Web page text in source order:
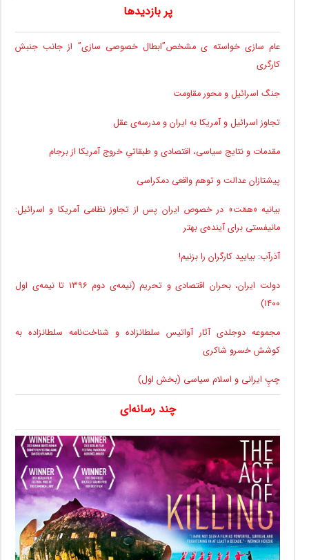
پر بازدیدها
عام سازی خواسته ی مشخص”ابطال خصوصی سازی” از جانب جنبش
کارگری
جنگ اسرائیل و محور مقاومت
تجاوز اسرائیل و آمریکا به ایران و مدرسه‌ی عقل
مقدمات و نتایج سیاسی، اقتصادی و طبقاتیِ خروج آمریکا از برجام
پیشتازان عدالت و توهم واقعی دمکراسی
بیانیه «همّت» در خصوص ایران پس از تجاوز نظامی آمریکا و اسرائیل:
مانیفستی برای آینده‌ی بهتر
آذرآب: بیایید کارگران را بزنیم!
دولت ایران، بحران اقتصادی و تحریم (نیمه‌ی دوم ۱۳۹۶ تا نیمه‌ی اول
۱۴۰۰)
مجموعه دوجلدی آثار آواتیس سلطانزاده و شناخت‌نامه سلطانزاده به
کوشش خسرو شاکری
چپِ ایرانی و اسلام سیاسی (بخش اول)
چند رسانه‌ای